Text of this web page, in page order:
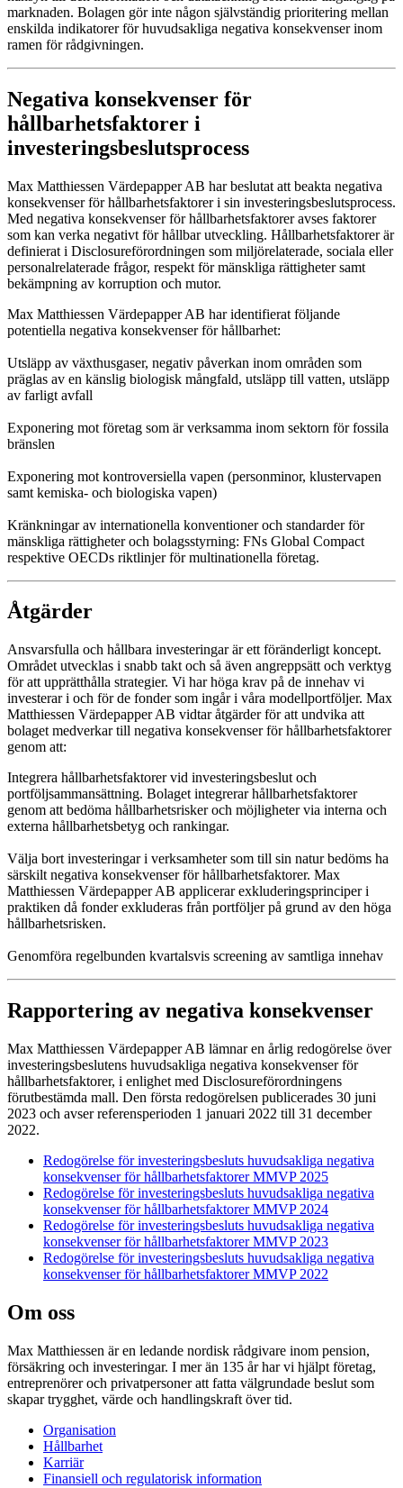
marknaden. Bolagen gör inte någon självständig prioritering mellan
enskilda indikatorer för huvudsakliga negativa konsekvenser inom
ramen för rådgivningen.
Negativa konsekvenser för
hållbarhetsfaktorer i
investeringsbeslutsprocess
Max Matthiessen Värdepapper AB har beslutat att beakta negativa
konsekvenser för hållbarhetsfaktorer i sin investeringsbeslutsprocess.
Med negativa konsekvenser för hållbarhetsfaktorer avses faktorer
som kan verka negativt för hållbar utveckling. Hållbarhetsfaktorer är
definierat i Disclosureförordningen som miljörelaterade, sociala eller
personalrelaterade frågor, respekt för mänskliga rättigheter samt
bekämpning av korruption och mutor.
Max Matthiessen Värdepapper AB har identifierat följande
potentiella negativa konsekvenser för hållbarhet:
Utsläpp av växthusgaser, negativ påverkan inom områden som
präglas av en känslig biologisk mångfald, utsläpp till vatten, utsläpp
av farligt avfall
Exponering mot företag som är verksamma inom sektorn för fossila
bränslen
Exponering mot kontroversiella vapen (personminor, klustervapen
samt kemiska- och biologiska vapen)
Kränkningar av internationella konventioner och standarder för
mänskliga rättigheter och bolagsstyrning: FNs Global Compact
respektive OECDs riktlinjer för multinationella företag.
Åtgärder
Ansvarsfulla och hållbara investeringar är ett föränderligt koncept.
Området utvecklas i snabb takt och så även angreppsätt och verktyg
för att upprätthålla strategier. Vi har höga krav på de innehav vi
investerar i och för de fonder som ingår i våra modellportföljer. Max
Matthiessen Värdepapper AB vidtar åtgärder för att undvika att
bolaget medverkar till negativa konsekvenser för hållbarhetsfaktorer
genom att:
Integrera hållbarhetsfaktorer vid investeringsbeslut och
portföljsammansättning. Bolaget integrerar hållbarhetsfaktorer
genom att bedöma hållbarhetsrisker och möjligheter via interna och
externa hållbarhetsbetyg och rankingar.
Välja bort investeringar i verksamheter som till sin natur bedöms ha
särskilt negativa konsekvenser för hållbarhetsfaktorer. Max
Matthiessen Värdepapper AB applicerar exkluderingsprinciper i
praktiken då fonder exkluderas från portföljer på grund av den höga
hållbarhetsrisken.
Genomföra regelbunden kvartalsvis screening av samtliga innehav
Rapportering av negativa konsekvenser
Max Matthiessen Värdepapper AB lämnar en årlig redogörelse över
investeringsbeslutens huvudsakliga negativa konsekvenser för
hållbarhetsfaktorer, i enlighet med Disclosureförordningens
förutbestämda mall. Den första redogörelsen publicerades 30 juni
2023 och avser referensperioden 1 januari 2022 till 31 december
2022.
Redogörelse för investeringsbesluts huvudsakliga negativa
konsekvenser för hållbarhetsfaktorer MMVP 2025
Redogörelse för investeringsbesluts huvudsakliga negativa
konsekvenser för hållbarhetsfaktorer MMVP 2024
Redogörelse för investeringsbesluts huvudsakliga negativa
konsekvenser för hållbarhetsfaktorer MMVP 2023
Redogörelse för investeringsbesluts huvudsakliga negativa
konsekvenser för hållbarhetsfaktorer MMVP 2022
Om oss
Max Matthiessen är en ledande nordisk rådgivare inom pension,
försäkring och investeringar. I mer än 135 år har vi hjälpt företag,
entreprenörer och privatpersoner att fatta välgrundade beslut som
skapar trygghet, värde och handlingskraft över tid.
Organisation
Hållbarhet
Karriär
Finansiell och regulatorisk information